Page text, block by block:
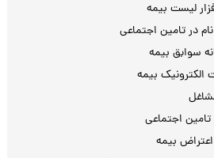
لیست بیمه
در تامین اجتماعی
سوابق بیمه
الکترونیک بیمه
تامین اجتماعی
بیمه